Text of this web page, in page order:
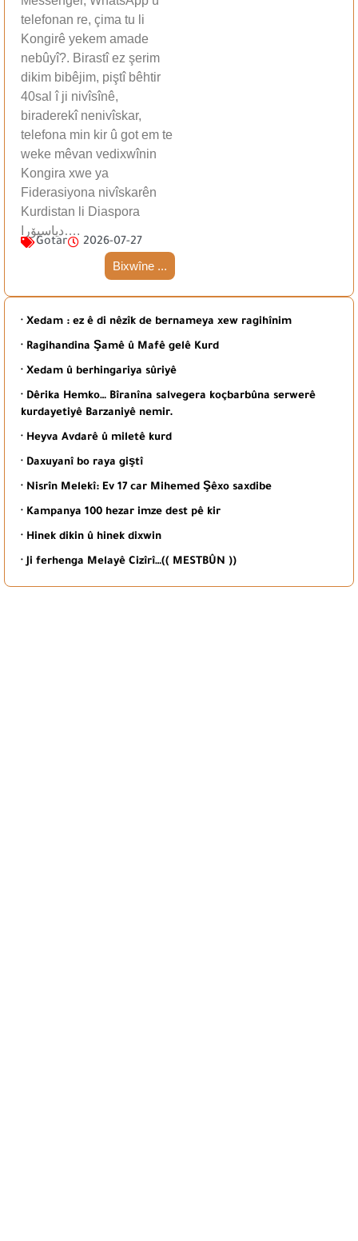
telefonan re, çima tu li
Kongirê yekem amade
nebûyî?. Birastî ez şerim
dikim bibêjim, piştî bêhtir
40sal î ji nivîsînê,
biraderekî nenivîskar,
telefona min kir û got em te
weke mêvan vedixwînin
Kongira xwe ya
Fiderasiyona nivîskarên
Kurdistan li Diaspora
دیاسپۆرا….
Gotar 2026-07-27
Bixwîne ...
· Xedam : ez ê di nêzîk de bernameya xew ragihînim
· Ragihandina Şamê û Mafê gelê Kurd
· Xedam û berhingariya sûriyê
· Dêrika Hemko… Bîranîna salvegera koçbarbûna serwerê
kurdayetiyê Barzaniyê nemir.
· Heyva Avdarê û miletê kurd
· Daxuyanî bo raya giştî
· Nisrîn Melekî: Ev 17 car Mihemed Şêxo saxdibe
· Kampanya 100 hezar imze dest pê kir
· Hinek dikin û hinek dixwin
· Ji ferhenga Melayê Cizîrî…(( MESTBÛN ))